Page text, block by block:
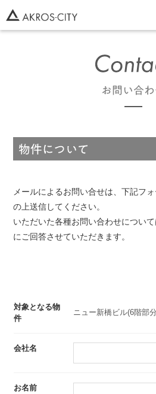
メールによるお問い合せは、下記フ
の上送信してください。
いただいた各種お問い合わせについ
にご回答させていただきます。
対象となる物
件
ニュー新橋ビル(6階部
会社名
お名前